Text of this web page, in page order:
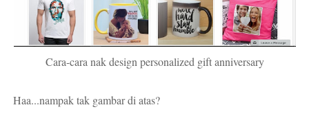
Cara-cara nak design personalized gift anniversary
Haa...nampak tak gambar di atas?